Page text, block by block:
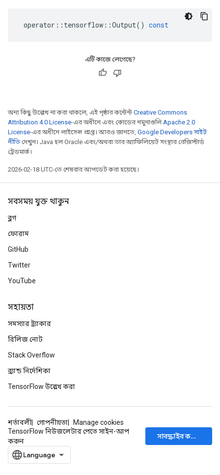
operator :: tensorflow ::Output() const
এটি কাজে লেগেছে?
অন্য কিছু উল্লেখ না করা থাকলে, এই পৃষ্ঠার কন্টেন্ট Creative Commons
Attribution 4.0 License-এর অধীনে এবং কোডের নমুনাগুলিApache 2.0
License-এর অধীনে লাইসেন্স প্রাপ্ত। আরও জানতে, Google Developers সাইট
নীতি দেখুন। Java হল Oracle এবং/অথবা তার অ্যাফিলিয়েট সংস্থার রেজিস্টার্ড
ট্রেডমার্ক।
2026-02-18 UTC-তে শেষবার আপডেট করা হয়েছে।
সবসময় যুক্ত থাকুন
ব্লগ
ফোরাম
GitHub
Twitter
YouTube
সহায়তা
সমস্যার ট্র্যাকার
রিলিজ নোট
Stack Overflow
ব্র্যান্ড নির্দেশিকা
TensorFlow উল্লেখ করা
শর্তাবলী গোপনীয়তা
Manage cookies
TensorFlow নিউজলেটার পেতে সাইন-আপ
করুন
সাবস্ক্রাইব করুন